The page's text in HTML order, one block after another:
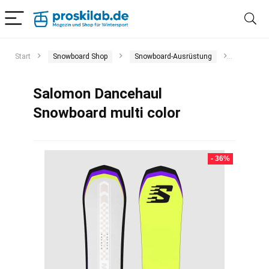
Start Snowboard Shop Snowboard-Ausrüstung
Salomon Dancehaul
Snowboard multi color
- 36%